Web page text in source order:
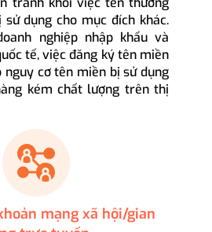
dụng cho mục đích khác.
nghiệp nhập khẩu và
tế, việc đăng ký tên miền
nguy cơ tên miền bị sử dụng
kém chất lượng trên thị
mạng xã hội/gian